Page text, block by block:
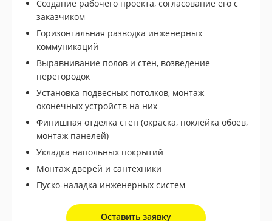
Создание рабочего проекта, согласование его с
заказчиком
Горизонтальная разводка инженерных
коммуникаций
Выравнивание полов и стен, возведение
перегородок
Установка подвесных потолков, монтаж
оконечных устройств на них
Финишная отделка стен (окраска, поклейка обоев,
монтаж панелей)
Укладка напольных покрытий
Монтаж дверей и сантехники
Пуско-наладка инженерных систем
Оставить заявку